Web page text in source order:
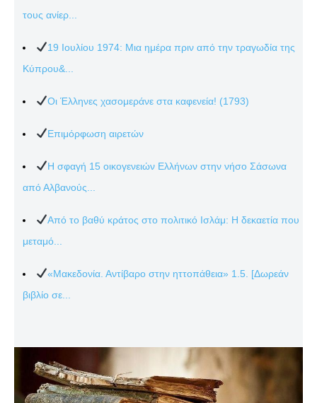
τους ανίερ...
19 Ιουλίου 1974: Μια ημέρα πριν από την τραγωδία της
Κύπρου&...
Οι Έλληνες χασομεράνε στα καφενεία! (1793)
Επιμόρφωση αιρετών
Η σφαγή 15 οικογενειών Ελλήνων στην νήσο Σάσωνα
από Αλβανούς...
Από το βαθύ κράτος στο πολιτικό Ισλάμ: Η δεκαετία που
μεταμό...
«Μακεδονία. Αντίβαρο στην ηττοπάθεια» 1.5. [Δωρεάν
βιβλίο σε...